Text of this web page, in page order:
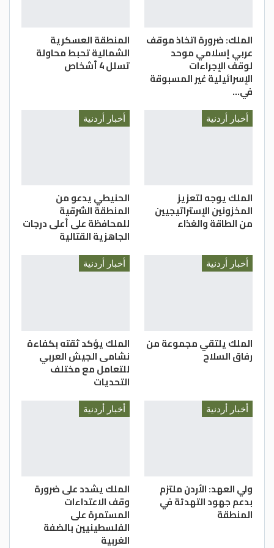
الملك: ضرورة اتخاذ موقف
عربي إسلامي موحد
لوقف الإجراءات
الإسرائيلية غير المسبوقة
في…
المنطقة العسكرية
الشمالية تحبط محاولة
تسلل 4 أشخاص
أخبار أردنية
الملك يوجه لتعزيز
المخزونين الإستراتيجيين
من الطاقة والغذاء
أخبار أردنية
الحنيطي يدعو من
المنطقة الشرقية
للمحافظة على أعلى درجات
الجاهزية القتالية
أخبار أردنية
الملك يلتقي مجموعة من
رفاق السلاح
أخبار أردنية
الملك يؤكد ثقته بكفاءة
نشامى الجيش العربي
للتعامل مع مختلف
التحديات
أخبار أردنية
ولي العهد: الأردن ملتزم
بدعم جهود التهدئة في
المنطقة
أخبار أردنية
الملك يشدد على ضرورة
وقف الاعتداءات
المستمرة على
الفلسطينيين بالضفة
الغربية